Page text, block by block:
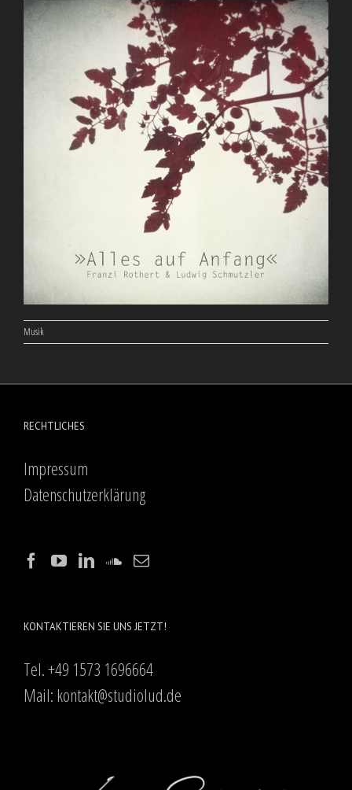
Musik
RECHTLICHES
Impressum
Datenschutzerklärung
KONTAKTIEREN SIE UNS JETZT!
Tel. +49 1573 1696664
Mail: kontakt@studiolud.de